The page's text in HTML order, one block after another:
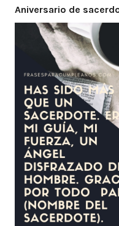
Aniversario de